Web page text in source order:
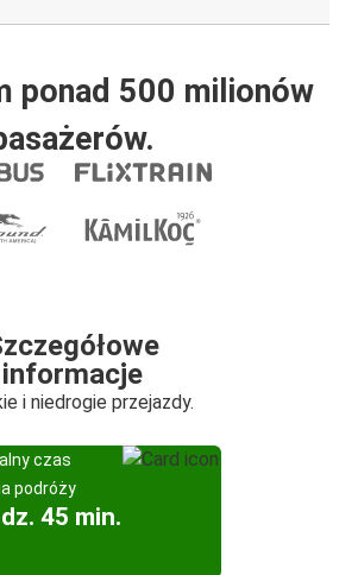
ponad 500 milionów
informacje
i niedrogie przejazdy.
czas
podróży
45 min.